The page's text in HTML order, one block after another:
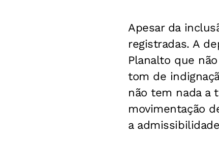
Apesar da
registradas. A
Planalto que
tom de
não tem nada a
movimentação
a